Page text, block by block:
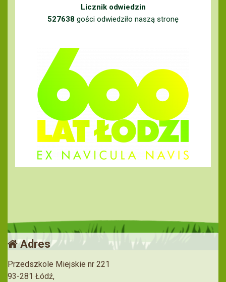
Licznik odwiedzin
527638 gości odwiedziło naszą stronę
Adres
Przedszkole Miejskie nr 221
93-281 Łódź,